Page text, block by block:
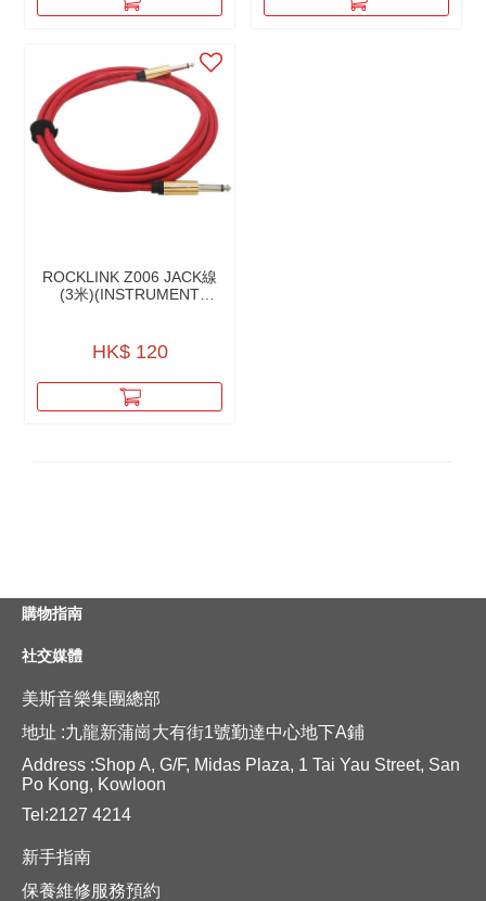
ROCKLINK Z006 JACK線
(3米)(INSTRUMENT
HK$ 120
購物指南
社交媒體
美斯音樂集團總部
地址 :九龍新蒲崗大有街1號勤達中心地下A鋪
Address :Shop A, G/F, Midas Plaza, 1 Tai Yau Street, San
Po Kong, Kowloon
Tel:2127 4214
新手指南
保養維修服務預約